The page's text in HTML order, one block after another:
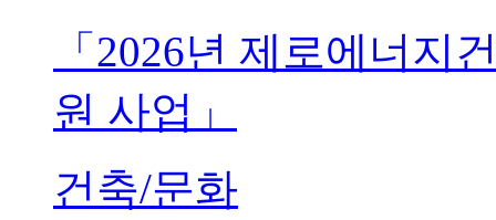
「2026년 제로에너지
원 사업」
건축/문화